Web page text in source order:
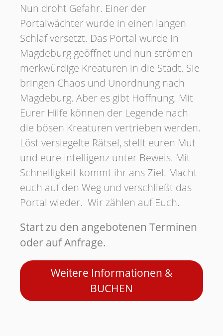
Nun droht Gefahr. Einer der
Portalwächter wurde in einen langen
Schlaf versetzt. Das Portal wurde in
Magdeburg geöffnet und nun strömen
merkwürdige Kreaturen in die Stadt. Sie
bringen Chaos und Unordnung nach
Magdeburg. Aber es gibt Hoffnung. Mit
Eurer Hilfe können der Legende nach
die bösen Kreaturen vertrieben werden.
Löst versiegelte Rätsel, stellt euren Mut
und eure Intelligenz unter Beweis. Mit
Schnelligkeit kommt ihr ans Ziel. Macht
euch auf den Weg und verschließt das
Portal wieder. Wir zählen auf Euch.
Start zu den angebotenen Terminen
oder auf Anfrage.
Weitere Informationen &
BUCHEN